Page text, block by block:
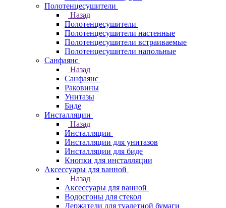
Полотенцесушители
Назад
Полотенцесушители
Полотенцесушители настенные
Полотенцесушители встраиваемые
Полотенцесушители напольные
Санфаянс
Назад
Санфаянс
Раковины
Унитазы
Биде
Инсталляции
Назад
Инсталляции
Инсталляции для унитазов
Инсталляции для биде
Кнопки для инсталляции
Аксессуары для ванной
Назад
Аксессуары для ванной
Водосгоны для стекол
Держатели для туалетной бумаги